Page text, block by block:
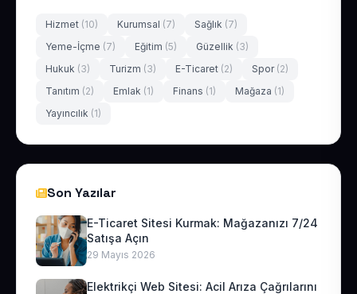
Hizmet (10) Kurumsal (7) Sağlık (7)
Yeme-İçme (7) Eğitim (5) Güzellik (3)
Hukuk (3) Turizm (3) E-Ticaret (2) Spor (2)
Tanıtım (2) Emlak (1) Finans (1) Mağaza (1)
Yayıncılık (1)
Son Yazılar
E-Ticaret Sitesi Kurmak: Mağazanızı 7/24
Satışa Açın
29 Mayıs 2026
Elektrikçi Web Sitesi: Acil Arıza Çağrılarını